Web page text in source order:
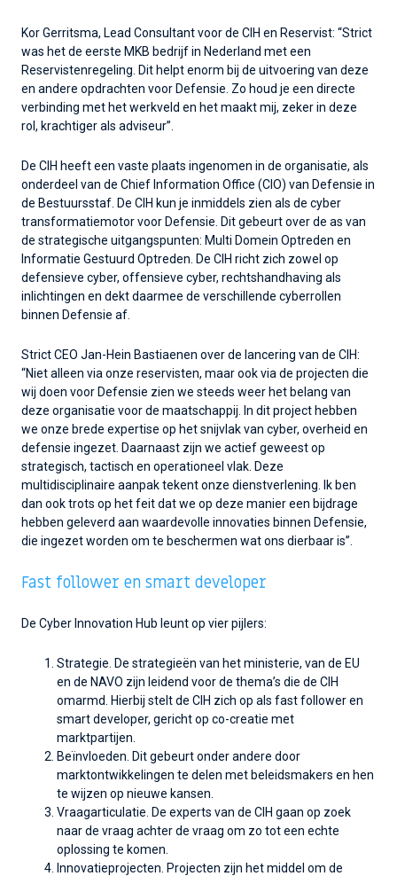
Kor Gerritsma, Lead Consultant voor de CIH en Reservist: “Strict
was het de eerste MKB bedrijf in Nederland met een
Reservistenregeling. Dit helpt enorm bij de uitvoering van deze
en andere opdrachten voor Defensie. Zo houd je een directe
verbinding met het werkveld en het maakt mij, zeker in deze
rol, krachtiger als adviseur”.
De CIH heeft een vaste plaats ingenomen in de organisatie, als
onderdeel van de Chief Information Office (CIO) van Defensie in
de Bestuursstaf. De CIH kun je inmiddels zien als de cyber
transformatiemotor voor Defensie. Dit gebeurt over de as van
de strategische uitgangspunten: Multi Domein Optreden en
Informatie Gestuurd Optreden. De CIH richt zich zowel op
defensieve cyber, offensieve cyber, rechtshandhaving als
inlichtingen en dekt daarmee de verschillende cyberrollen
binnen Defensie af.
Strict CEO Jan-Hein Bastiaenen over de lancering van de CIH:
“Niet alleen via onze reservisten, maar ook via de projecten die
wij doen voor Defensie zien we steeds weer het belang van
deze organisatie voor de maatschappij. In dit project hebben
we onze brede expertise op het snijvlak van cyber, overheid en
defensie ingezet. Daarnaast zijn we actief geweest op
strategisch, tactisch en operationeel vlak. Deze
multidisciplinaire aanpak tekent onze dienstverlening. Ik ben
dan ook trots op het feit dat we op deze manier een bijdrage
hebben geleverd aan waardevolle innovaties binnen Defensie,
die ingezet worden om te beschermen wat ons dierbaar is”.
Fast follower en smart developer
De Cyber Innovation Hub leunt op vier pijlers:
Strategie. De strategieën van het ministerie, van de EU
en de NAVO zijn leidend voor de thema’s die de CIH
omarmd. Hierbij stelt de CIH zich op als fast follower en
smart developer, gericht op co-creatie met
marktpartijen.
Beïnvloeden. Dit gebeurt onder andere door
marktontwikkelingen te delen met beleidsmakers en hen
te wijzen op nieuwe kansen.
Vraagarticulatie. De experts van de CIH gaan op zoek
naar de vraag achter de vraag om zo tot een echte
oplossing te komen.
Innovatieprojecten. Projecten zijn het middel om de